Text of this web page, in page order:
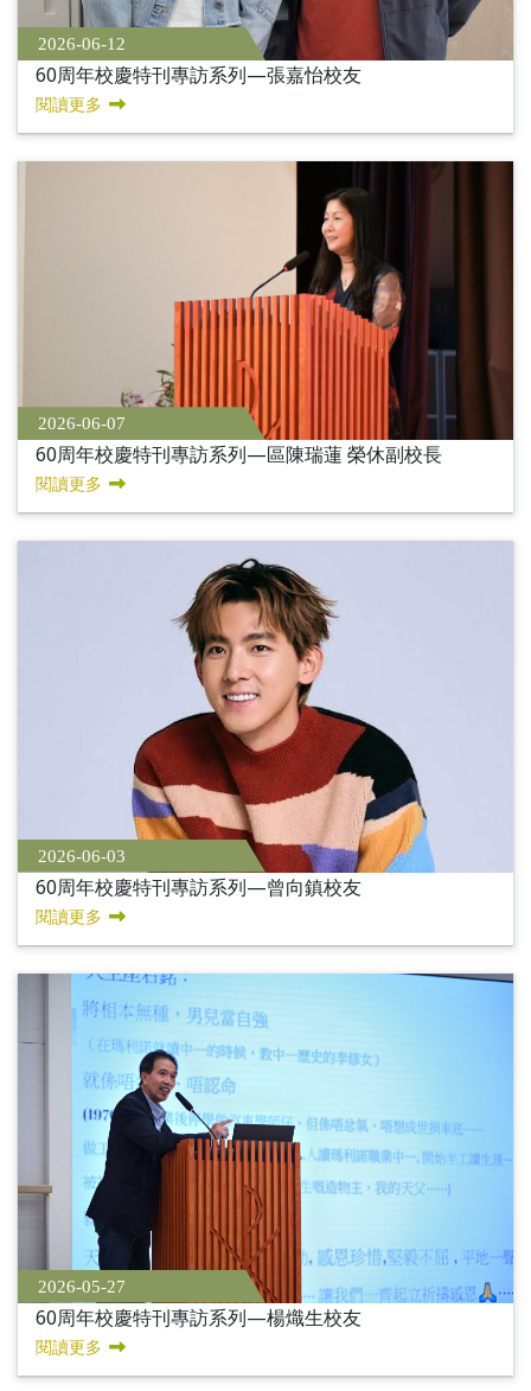
2026-06-12
60周年校慶特刊專訪系列—張嘉怡校友
閱讀更多
2026-06-07
60周年校慶特刊專訪系列—區陳瑞蓮 榮休副校長
閱讀更多
2026-06-03
60周年校慶特刊專訪系列—曾向鎮校友
閱讀更多
2026-05-27
60周年校慶特刊專訪系列—楊熾生校友
閱讀更多